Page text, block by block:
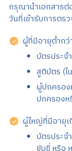
กรุณานำเอกสารต่
วันที่เข้ารับการตร
ผู้ที่มีอายุต่ำกว่
บัตรประจ
สูติบัตร (
ผู้ปกครอ
ปกครอง
ผู้ใหญ่ที่มีอายุ
บัตรประจ